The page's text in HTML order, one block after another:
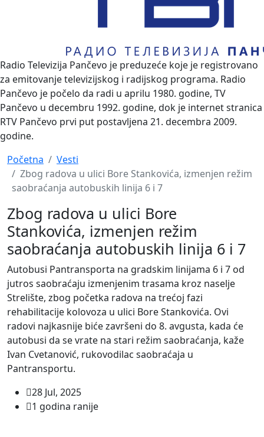
Radio Televizija Pančevo je preduzeće koje je registrovano
za emitovanje televizijskog i radijskog programa. Radio
Pančevo je počelo da radi u aprilu 1980. godine, TV
Pančevo u decembru 1992. godine, dok je internet stranica
RTV Pančevo prvi put postavljena 21. decembra 2009.
godine.
Početna
Vesti
Zbog radova u ulici Bore Stankovića, izmenjen režim
saobraćanja autobuskih linija 6 i 7
Zbog radova u ulici Bore
Stankovića, izmenjen režim
saobraćanja autobuskih linija 6 i 7
Autobusi Pantransporta na gradskim linijama 6 i 7 od
jutros saobraćaju izmenjenim trasama kroz naselje
Strelište, zbog početka radova na trećoj fazi
rehabilitacije kolovoza u ulici Bore Stankovića. Ovi
radovi najkasnije biće završeni do 8. avgusta, kada će
autobusi da se vrate na stari režim saobraćanja, kaže
Ivan Cvetanović, rukovodilac saobraćaja u
Pantransportu.
28 Jul, 2025
1 godina ranije